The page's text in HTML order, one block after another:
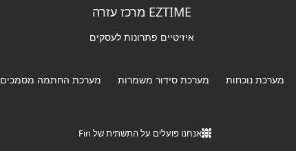
EZTIME מרכז עזרה
איזיטיים פתרונות לעסקים
מערכת נוכחות מערכת סידור משמרות מערכת החתמה מסמכים
אנחנו פועלים על התשתית של Fin